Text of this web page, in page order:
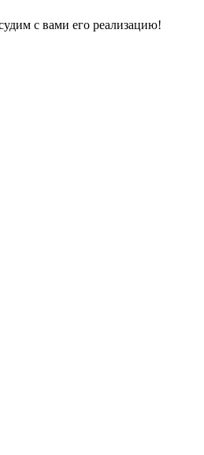
с вами его реализацию!